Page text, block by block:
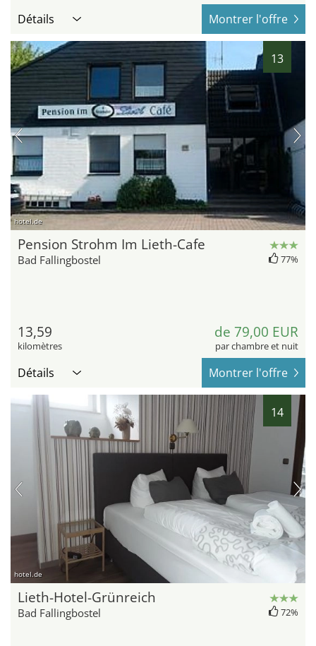
Détails Montrer l'offre
13
hotel.de
Pension Strohm Im Lieth-Cafe
Bad Fallingbostel 77%
13,59
kilomètres
de 79,00 EUR
par chambre et nuit
Détails Montrer l'offre
14
hotel.de
Lieth-Hotel-Grünreich
Bad Fallingbostel 72%